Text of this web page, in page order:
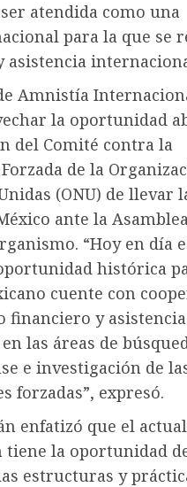
atendida como una
para la que se
asistencia
Amnistía
la oportunidad
del Comité contra la
de la
(ONU) de llevar
ante la
“Hoy en día
histórica
cuente con
financiero y asistencia
las áreas de
e investigación de
forzadas”, expresó.
enfatizó que el actual
tiene la oportunidad
estructuras y